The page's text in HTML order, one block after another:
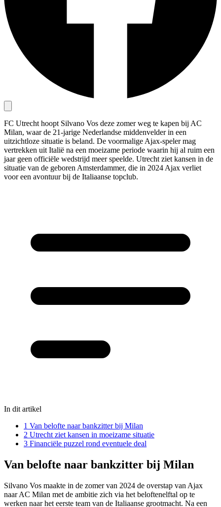
FC Utrecht hoopt Silvano Vos deze zomer weg te kapen bij AC
Milan, waar de 21-jarige Nederlandse middenvelder in een
uitzichtloze situatie is beland. De voormalige Ajax-speler mag
vertrekken uit Italië na een moeizame periode waarin hij al ruim een
jaar geen officiële wedstrijd meer speelde. Utrecht ziet kansen in de
situatie van de geboren Amsterdammer, die in 2024 Ajax verliet
voor een avontuur bij de Italiaanse topclub.
In dit artikel
1 Van belofte naar bankzitter bij Milan
2 Utrecht ziet kansen in moeizame situatie
3 Financiële puzzel rond eventuele deal
Van belofte naar bankzitter bij Milan
Silvano Vos maakte in de zomer van 2024 de overstap van Ajax
naar AC Milan met de ambitie zich via het beloftenelftal op te
werken naar het eerste team van de Italiaanse grootmacht. Na een